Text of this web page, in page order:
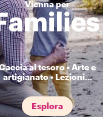
Vienna per
al tesoro • Arte e
artigianato • Lezioni...
Esplora